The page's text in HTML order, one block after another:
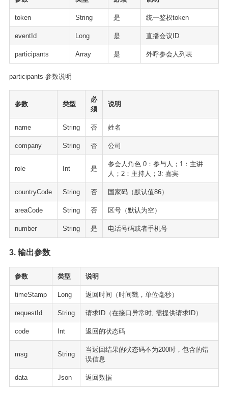
token String 是 统一鉴权token
eventId Long 是 直播会议ID
participants Array 是 外呼参会人列表
participants 参数说明
参数 类型
必
须
说明
name String 否 姓名
company String 否 公司
role Int 是
参会人角色 0：参与人；1：主讲
人；2：主持人；3: 嘉宾
countryCode String 否 国家码（默认值86）
areaCode String 否 区号（默认为空）
number String 是 电话号码或者手机号
3. 输出参数
参数 类型 说明
timeStamp Long 返回时间（时间戳，单位毫秒）
requestId String 请求ID（在接口异常时, 需提供请求ID）
code Int 返回的状态码
msg String
当返回结果的状态码不为200时，包含的错
误信息
data Json 返回数据